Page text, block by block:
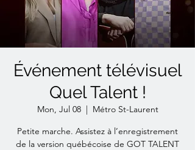
Événement télévisuel
Quel Talent !
Mon, Jul 08
  |
Métro St-Laurent
Petite marche. Assistez à l’enregistrement
de la version québécoise de GOT TALENT